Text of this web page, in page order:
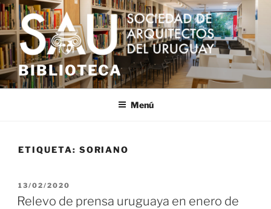
Saltar
al
contenido
BIBLIOTECA
Menú
ETIQUETA: SORIANO
PUBLICADO
EL
13/02/2020
Relevo de prensa uruguaya en enero de